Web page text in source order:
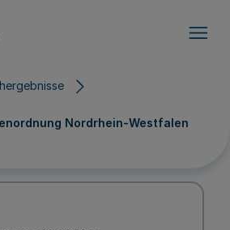
Nordrhein-Westfalen